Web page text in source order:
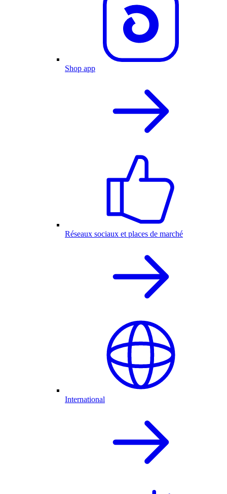
Shop app
Réseaux sociaux et places de marché
International